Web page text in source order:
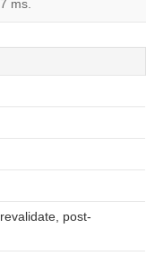
ms.
post-